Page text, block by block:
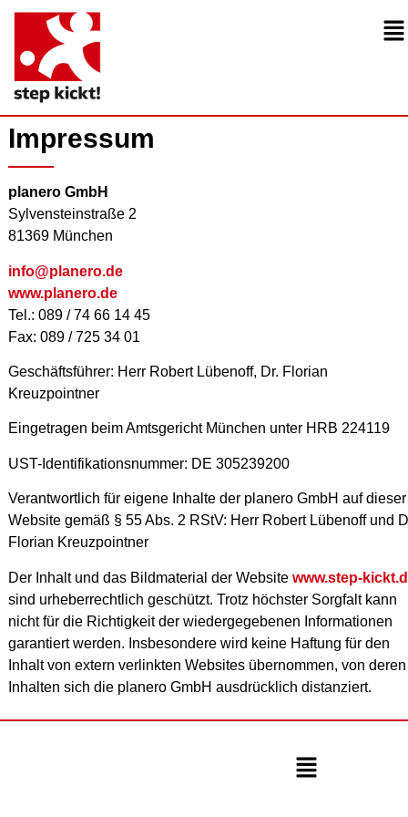
Impressum
planero GmbH
Sylvensteinstraße 2
81369 München
info@planero.de
www.planero.de
Tel.: 089 / 74 66 14 45
Fax: 089 / 725 34 01
Geschäftsführer: Herr Robert Lübenoff, Dr. Florian
Kreuzpointner
Eingetragen beim Amtsgericht München unter HRB 224119
UST-Identifikationsnummer: DE 305239200
Verantwortlich für eigene Inhalte der planero GmbH auf dieser
Website gemäß § 55 Abs. 2 RStV: Herr Robert Lübenoff und
Florian Kreuzpointner
Der Inhalt und das Bildmaterial der Website www.step-
sind urheberrechtlich geschützt. Trotz höchster Sorgfalt kann
nicht für die Richtigkeit der wiedergegebenen Informationen
garantiert werden. Insbesondere wird keine Haftung für den
Inhalt von extern verlinkten Websites übernommen, von deren
Inhalten sich die planero GmbH ausdrücklich distanziert.